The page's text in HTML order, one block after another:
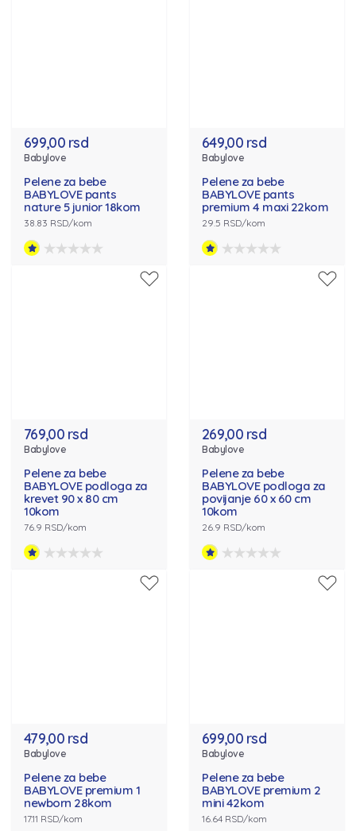
699,00 rsd
Babylove
Pelene za bebe
BABYLOVE pants
nature 5 junior 18kom
38.83 RSD/kom
649,00 rsd
Babylove
Pelene za bebe
BABYLOVE pants
premium 4 maxi 22kom
29.5 RSD/kom
769,00 rsd
Babylove
Pelene za bebe
BABYLOVE podloga za
krevet 90 x 80 cm
10kom
76.9 RSD/kom
269,00 rsd
Babylove
Pelene za bebe
BABYLOVE podloga za
povijanje 60 x 60 cm
10kom
26.9 RSD/kom
479,00 rsd
Babylove
Pelene za bebe
BABYLOVE premium 1
newborn 28kom
17.11 RSD/kom
699,00 rsd
Babylove
Pelene za bebe
BABYLOVE premium 2
mini 42kom
16.64 RSD/kom